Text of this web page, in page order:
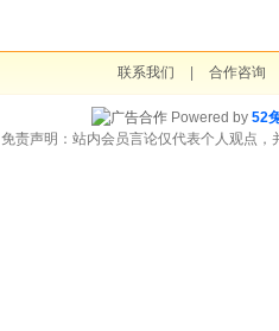
联系我们 合作咨询
Powered by 52
免责声明：站内会员言论仅代表个人观点